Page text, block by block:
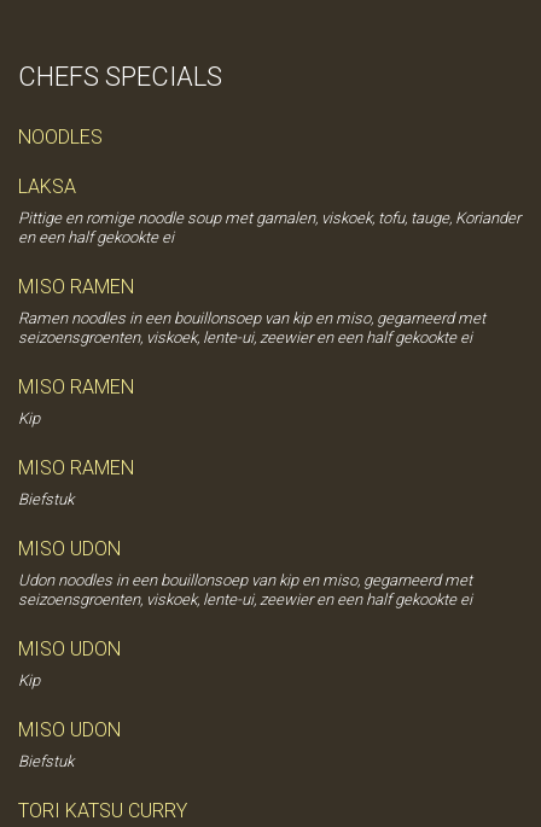
CHEFS SPECIALS
NOODLES
LAKSA
Pittige en romige noodle soup met garnalen, viskoek, tofu, tauge, Koriander
en een half gekookte ei
MISO RAMEN
Ramen noodles in een bouillonsoep van kip en miso, gegarneerd met
seizoensgroenten, viskoek, lente-ui, zeewier en een half gekookte ei
MISO RAMEN
Kip
MISO RAMEN
Biefstuk
MISO UDON
Udon noodles in een bouillonsoep van kip en miso, gegarneerd met
seizoensgroenten, viskoek, lente-ui, zeewier en een half gekookte ei
MISO UDON
Kip
MISO UDON
Biefstuk
TORI KATSU CURRY